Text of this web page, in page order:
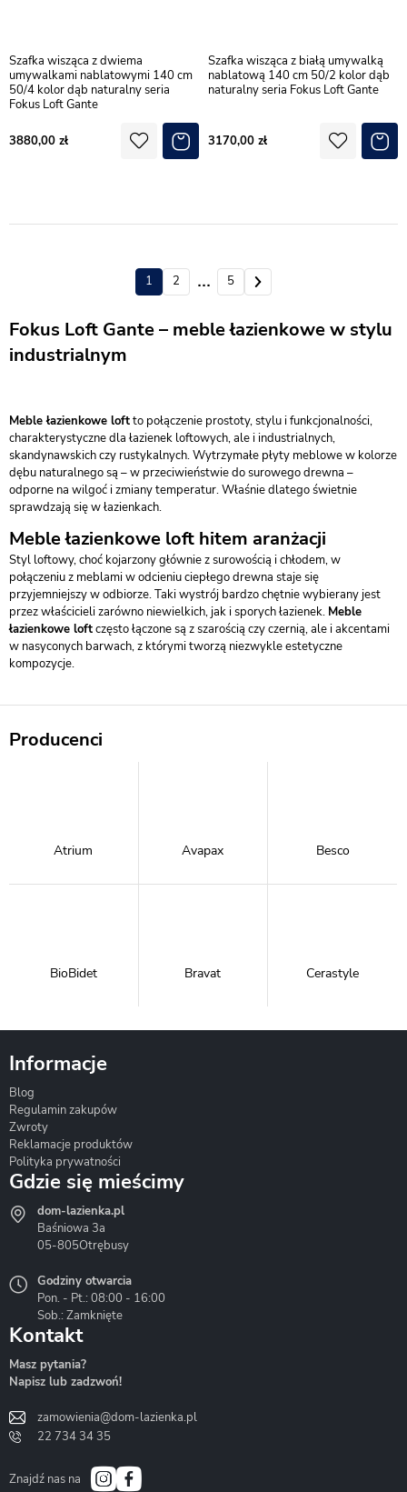
Fokus Loft Gante – meble łazienkowe w stylu
industrialnym
Meble łazienkowe loftto połączenie prostoty, stylu i funkcjonalności,
charakterystyczne dla łazienek loftowych, ale i industrialnych,
skandynawskich czy rustykalnych. Wytrzymałe płyty meblowe w kolorze
dębu naturalnego są – w przeciwieństwie do surowego drewna –
odporne na wilgoć i zmiany temperatur. Właśnie dlatego świetnie
sprawdzają się w łazienkach.
Meble łazienkowe loft hitem aranżacji
Styl loftowy, choć kojarzony głównie z surowością i chłodem, w
połączeniu z meblami w odcieniu ciepłego drewna staje się
przyjemniejszy w odbiorze. Taki wystrój bardzo chętnie wybierany jest
przez właścicieli zarówno niewielkich, jak i sporych łazienek. Meble
łazienkowe loftczęsto łączone są z szarością czy czernią, ale i akcentami
w nasyconych barwach, z którymi tworzą niezwykle estetyczne
kompozycje.
Szafka wisząca z dwiema
umywalkami nablatowymi 140 cm
50/4 kolor dąb naturalny seria
Fokus Loft Gante
3880,00
Szafka wisząca z białą umywalką
nablatową 140 cm 50/2 kolor dąb
naturalny seria Fokus Loft Gante
3170,00
1 2 4 5
Producenci
Atrium Avapax Besco
BioBidet Bravat Cerastyle
Hydrostop
Liveno
Bath&Spa
Informacje
Blog
Regulamin zakupów
Zwroty
Reklamacje produktów
Polityka prywatności
Gdzie się mieścimy
dom-lazienka.pl
Baśniowa 3a
05-805Otrębusy
Godziny otwarcia
Pon. - Pt.: 08:00 - 16:00
Sob.: Zamknięte
Kontakt
Masz pytania?
Napisz lub zadzwoń!
zamowienia@dom-lazienka.pl
22 734 34 35
Znajdź nas na